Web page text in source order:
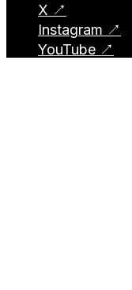
X ↗
Instagram ↗
YouTube ↗